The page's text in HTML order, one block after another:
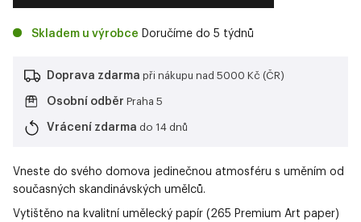
Skladem u výrobce Doručíme do 5 týdnů
Doprava zdarma při nákupu nad 5000 Kč (ČR)
Osobní odběr Praha 5
Vrácení zdarma do 14 dnů
Vneste do svého domova jedinečnou atmosféru s uměním od
současných skandinávských umělců.
Vytištěno na kvalitní umělecký papír (265 Premium Art paper)